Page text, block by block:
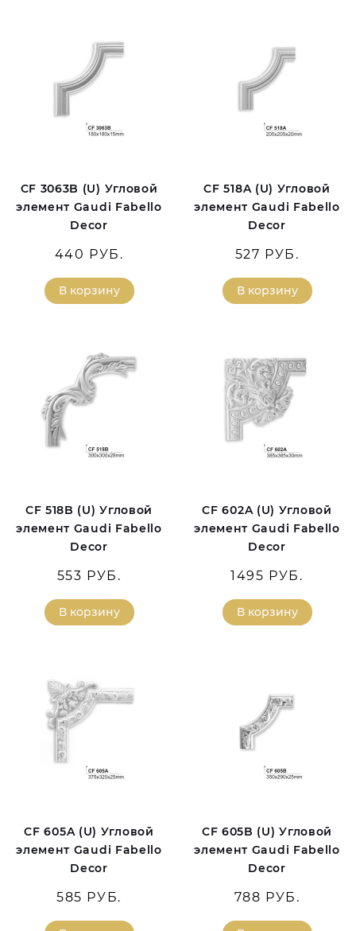
CF 3063B (U) Угловой
элемент Gaudi Fabello
Decor
440 РУБ.
В корзину
CF 518A (U) Угловой
элемент Gaudi Fabello
Decor
527 РУБ.
В корзину
CF 518B (U) Угловой
элемент Gaudi Fabello
Decor
553 РУБ.
В корзину
CF 602A (U) Угловой
элемент Gaudi Fabello
Decor
1495 РУБ.
В корзину
CF 605A (U) Угловой
элемент Gaudi Fabello
Decor
585 РУБ.
CF 605B (U) Угловой
элемент Gaudi Fabello
Decor
788 РУБ.